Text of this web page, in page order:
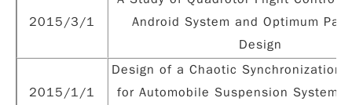
2015/3/1
Android System and Optimum
Design
2015/1/1
Design of a Chaotic Synchronization
for Automobile Suspension System